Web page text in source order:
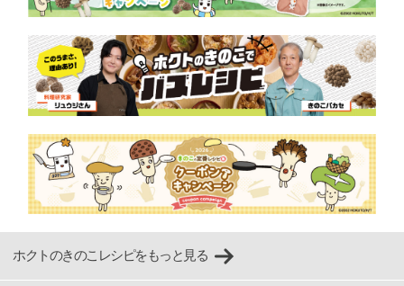
ホクトのきのこレシピをもっと見る